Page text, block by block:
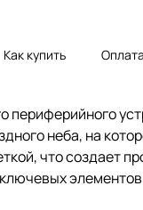
Как купить Оплата
периферийного
неба, на
что создает